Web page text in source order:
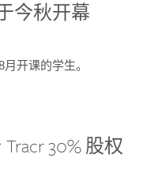
今秋开幕
开课的学生。
30% 股权